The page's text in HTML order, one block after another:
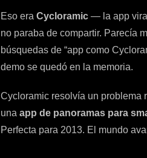
Eso era Cycloramic — la app
no paraba de compartir. Parecía
búsquedas de “app como
demo se quedó en la memoria.
Cycloramic resolvía un problema
una app de panoramas para
Perfecta para 2013. El mundo